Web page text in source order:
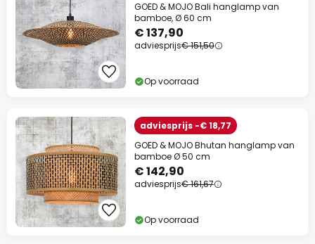
GOED & MOJO Bali hanglamp van
bamboe, Ø 60 cm
€ 137,90
adviesprijs€ 151,50
Op voorraad
adviesprijs -€ 18,77
GOED & MOJO Bhutan hanglamp van
bamboe Ø 50 cm
€ 142,90
adviesprijs€ 161,67
Op voorraad